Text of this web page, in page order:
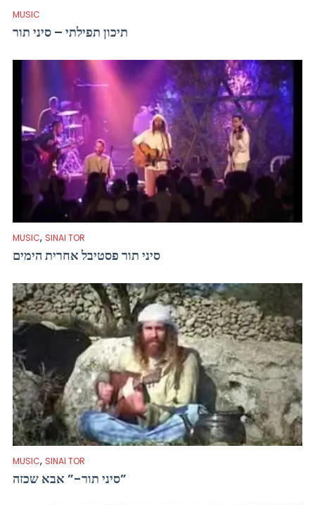
MUSIC
תיכון תפילתי – סיני תור
MUSIC, SINAI TOR
סיני תור פסטיבל אחרית הימים
MUSIC, SINAI TOR
סיני תור-” אבא שכזה”